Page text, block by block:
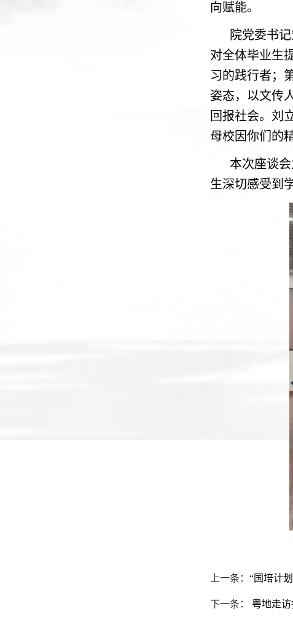
向赋能。
院党委书
对全体毕业生
习的践行者；
姿态，以文传
回报社会。刘
母校因你们的
本次座谈
生深切感受到
上一条： “国培计
下一条： 粤地走